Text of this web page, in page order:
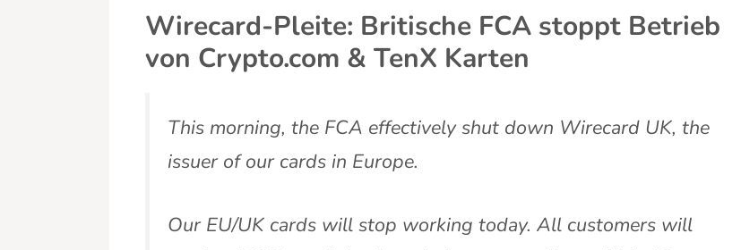
Wirecard-Pleite: Britische FCA stoppt Betrieb
von Crypto.com & TenX Karten
This morning, the FCA effectively shut down Wirecard UK, the
issuer of our cards in Europe.
Our EU/UK cards will stop working today. All customers will